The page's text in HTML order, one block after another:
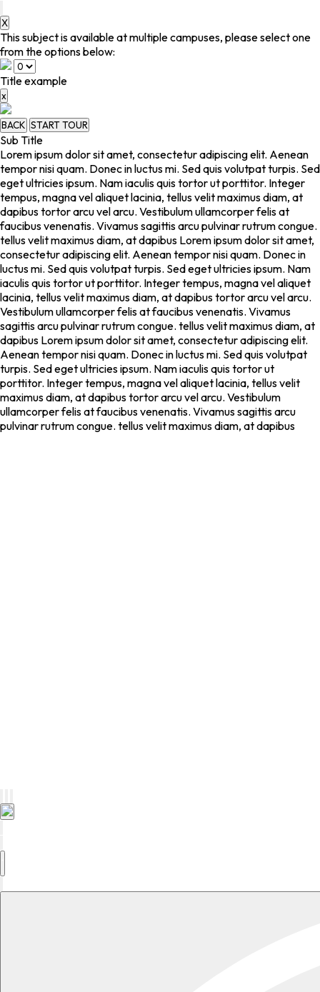
X
This subject is available at multiple campuses, please select one
from the options below:
Title example
x
BACK START TOUR
Sub Title
Lorem ipsum dolor sit amet, consectetur adipiscing elit. Aenean
tempor nisi quam. Donec in luctus mi. Sed quis volutpat turpis. Sed
eget ultricies ipsum. Nam iaculis quis tortor ut porttitor. Integer
tempus, magna vel aliquet lacinia, tellus velit maximus diam, at
dapibus tortor arcu vel arcu. Vestibulum ullamcorper felis at
faucibus venenatis. Vivamus sagittis arcu pulvinar rutrum congue.
tellus velit maximus diam, at dapibus Lorem ipsum dolor sit amet,
consectetur adipiscing elit. Aenean tempor nisi quam. Donec in
luctus mi. Sed quis volutpat turpis. Sed eget ultricies ipsum. Nam
iaculis quis tortor ut porttitor. Integer tempus, magna vel aliquet
lacinia, tellus velit maximus diam, at dapibus tortor arcu vel arcu.
Vestibulum ullamcorper felis at faucibus venenatis. Vivamus
sagittis arcu pulvinar rutrum congue. tellus velit maximus diam, at
dapibus Lorem ipsum dolor sit amet, consectetur adipiscing elit.
Aenean tempor nisi quam. Donec in luctus mi. Sed quis volutpat
turpis. Sed eget ultricies ipsum. Nam iaculis quis tortor ut
porttitor. Integer tempus, magna vel aliquet lacinia, tellus velit
maximus diam, at dapibus tortor arcu vel arcu. Vestibulum
ullamcorper felis at faucibus venenatis. Vivamus sagittis arcu
pulvinar rutrum congue. tellus velit maximus diam, at dapibus